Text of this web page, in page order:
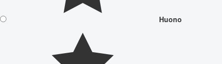
Huono